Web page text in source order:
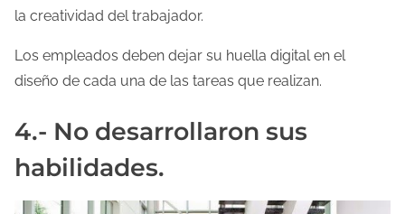
la creatividad del trabajador.
Los empleados deben dejar su huella digital en el
diseño de cada una de las tareas que realizan.
4.- No desarrollaron sus
habilidades.